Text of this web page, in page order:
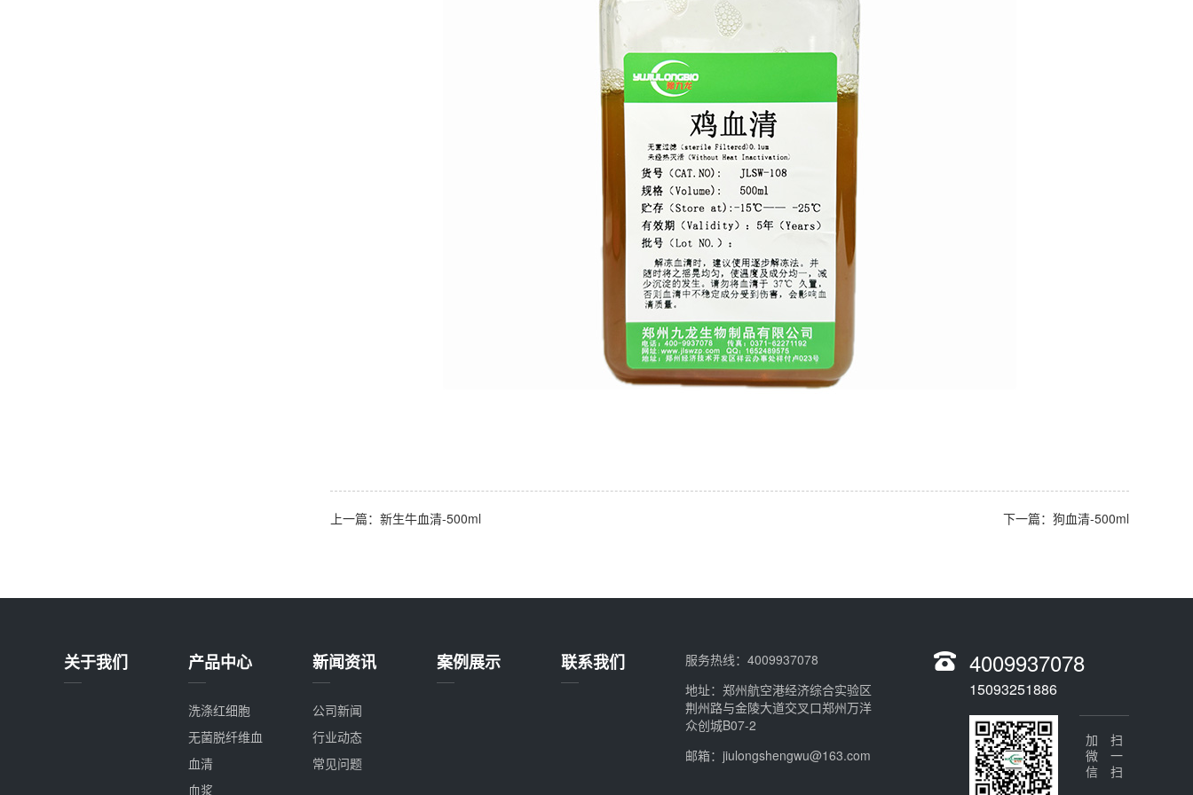
上一篇：新生牛血清-500ml 下一篇：狗血清-500ml
关于我们 产品中心
洗涤红细胞
无菌脱纤维血
血清
血浆
新闻资讯
公司新闻
行业动态
常见问题
案例展示 联系我们
服务热线：4009937078
地址：郑州航空港经济综合实验区
荆州路与金陵大道交叉口郑州万洋
众创城B07-2
邮箱：jiulongshengwu@163.com
4009937078
15093251886
扫一扫
加微信